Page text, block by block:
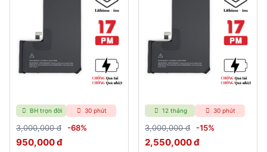
BH trọn đời 30 phút
3,000,000 đ -68%
950,000 đ
12 tháng 30 phút
3,000,000 đ -15%
2,550,000 đ